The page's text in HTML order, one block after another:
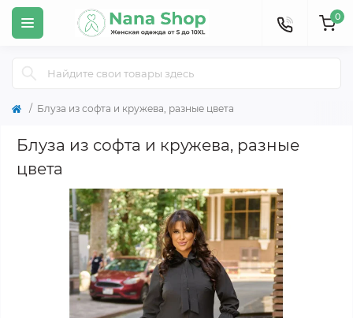
0
Блуза из софта и кружева, разные цвета
Блуза из софта и кружева, разные
цвета